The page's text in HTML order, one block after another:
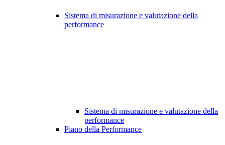
Sistema di misurazione e valutazione della
performance
Sistema di misurazione e valutazione della
performance
Piano della Performance